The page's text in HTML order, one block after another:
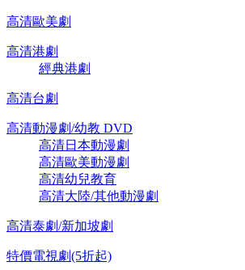
高清歐美劇
高清港劇
經典港劇
高清台劇
高清動漫劇/幼教 DVD
高清日本動漫劇
高清歐美動漫劇
高清幼兒教育
高清大陸/其他動漫劇
高清泰劇/新加坡劇
特價電視劇(5折起)